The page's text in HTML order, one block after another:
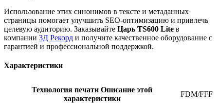
Использование этих синонимов в тексте и метаданных
страницы помогает улучшить SEO-оптимизацию и привлечь
целевую аудиторию. Заказывайте Царь TS600 Lite в
компании 3Д Рекорд и получите качественное оборудование с
гарантией и профессиональной поддержкой.
Характеристики
Технология печати Описание этой
характеристики
FDM/FFF